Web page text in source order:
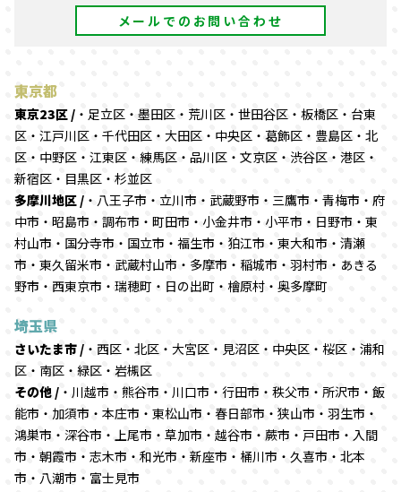
メールでのお問い合わせ
東京都
東京23区 / ・足立区・墨田区・荒川区・世田谷区・板橋区・台東
区・江戸川区・千代田区・大田区・中央区・葛飾区・豊島区・北
区・中野区・江東区・練馬区・品川区・文京区・渋谷区・港区・
新宿区・目黒区・杉並区
多摩川地区 / ・八王子市・立川市・武蔵野市・三鷹市・青梅市・府
中市・昭島市・調布市・町田市・小金井市・小平市・日野市・東
村山市・国分寺市・国立市・福生市・狛江市・東大和市・清瀬
市・東久留米市・武蔵村山市・多摩市・稲城市・羽村市・あきる
野市・西東京市・瑞穂町・日の出町・檜原村・奥多摩町
埼玉県
さいたま市 / ・西区・北区・大宮区・見沼区・中央区・桜区・浦和
区・南区・緑区・岩槻区
その他 / ・川越市・熊谷市・川口市・行田市・秩父市・所沢市・飯
能市・加須市・本庄市・東松山市・春日部市・狭山市・羽生市・
鴻巣市・深谷市・上尾市・草加市・越谷市・蕨市・戸田市・入間
市・朝霞市・志木市・和光市・新座市・桶川市・久喜市・北本
市・八潮市・富士見市